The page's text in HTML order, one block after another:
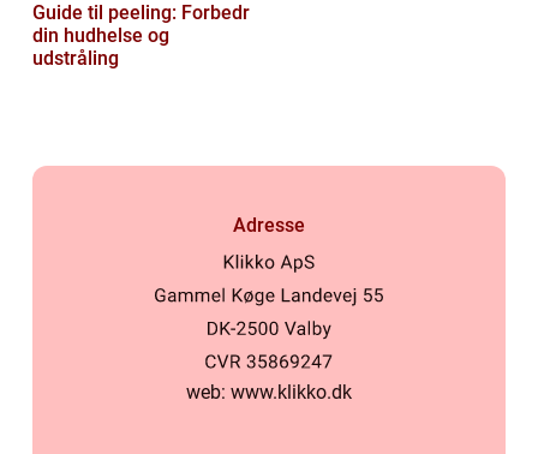
Guide til peeling: Forbedr
din hudhelse og
udstråling
Adresse
web: www.klikko.dk